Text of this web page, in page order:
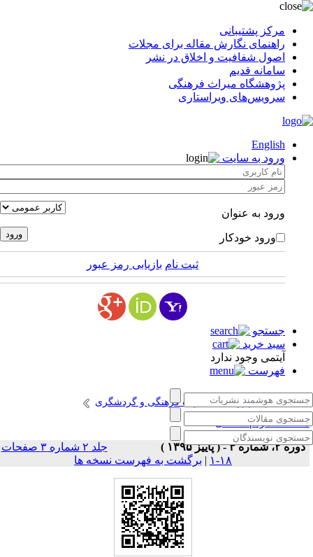
مرکز پشتیبانی
راهنمای نگارش مقاله برای مجلات
اصول شفافیت و اخلاق در نشر
سامانه قدیم
پژوهشگاه میراث فرهنگی
سرویس‌های ویراستاری
English
ورود به سایت
ورود به عنوان
ورود خودکار
ثبت نام بازیابی رمز عبور
جستجو
سبد خرید
آیتمی وجود ندارد
فهرست
انتشارات پژوهشگاه میراث فرهنگی و گردشگری
مردم شناختی
دوره ۲، شماره ۳ - ( پاییز ۱۳۹۵ )
جلد ۲ شماره ۳ صفحات
۱۸-۱
| برگشت به فهرست نسخه ها